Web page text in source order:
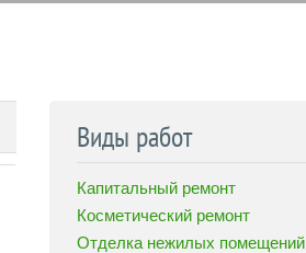
Виды работ
Капитальный ремонт
Косметический ремонт
Отделка нежилых помещений